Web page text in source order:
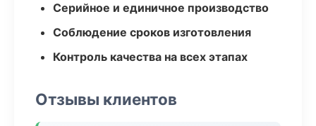
Серийное и единичное производство
Соблюдение сроков изготовления
Контроль качества на всех этапах
Отзывы клиентов